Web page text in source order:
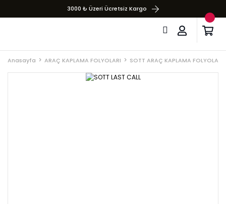
3000 ₺ Üzeri Ücretsiz Kargo
Anasayfa ARAÇ KAPLAMA FOLYOLARI SOTT ARAÇ KAPLAMA FOLYOLARI